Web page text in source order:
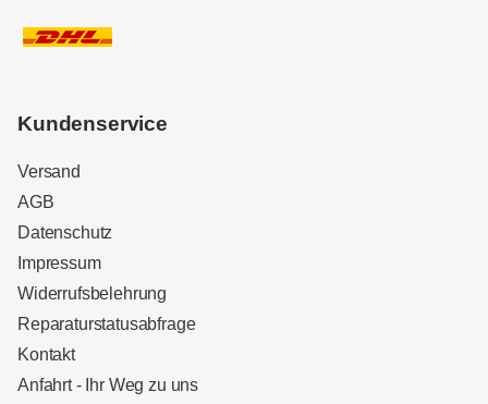
Kundenservice
Versand
AGB
Datenschutz
Impressum
Widerrufsbelehrung
Reparaturstatusabfrage
Kontakt
Anfahrt - Ihr Weg zu uns